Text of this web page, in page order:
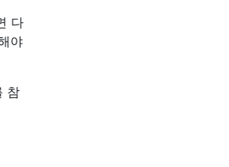
다
야
참